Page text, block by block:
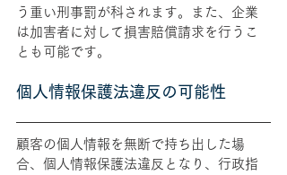
う重い刑事罰が科されます。また、企業
は加害者に対して損害賠償請求を行うこ
とも可能です。
個人情報保護法違反の可能性
顧客の個人情報を無断で持ち出した場
合、個人情報保護法違反となり、行政指